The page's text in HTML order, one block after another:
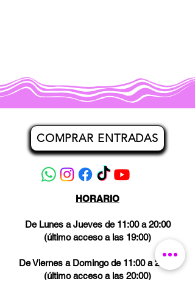
COMPRAR ENTRADAS
HORARIO
De Lunes a Jueves de 11:00 a 20:00
(último acceso a las 19:00)
De Viernes a Domingo de 11:00 a 21:00
(último acceso a las 20:00)